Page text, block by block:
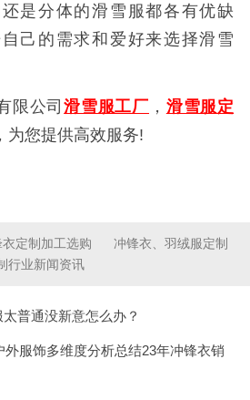
分体的滑雪服都各有优缺
己的需求和爱好来选择滑雪
限公司滑雪服工厂 ， 滑雪服定
为您提供高效服务!
定制加工选购
冲锋衣、羽绒服定制
行业新闻资讯
普通没新意怎么办？
外服饰多维度分析总结23年冲锋衣销